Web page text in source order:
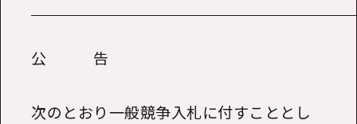
公 告
次のとおり一般競争入札に付すこととし